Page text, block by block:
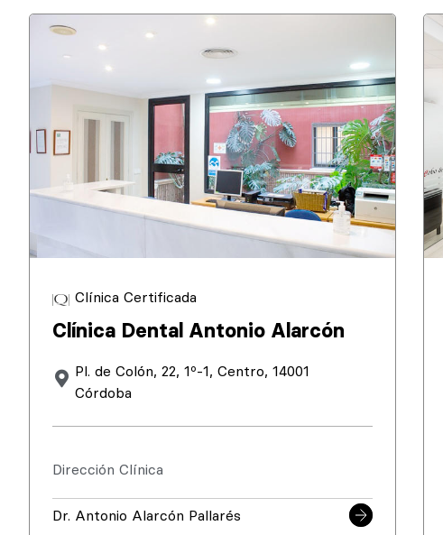
Clínica Certificada
Clínica Dental Antonio Alarcón
Pl. de Colón, 22, 1º-1, Centro, 14001
Córdoba
Dirección Clínica
Dr. Antonio Alarcón Pallarés